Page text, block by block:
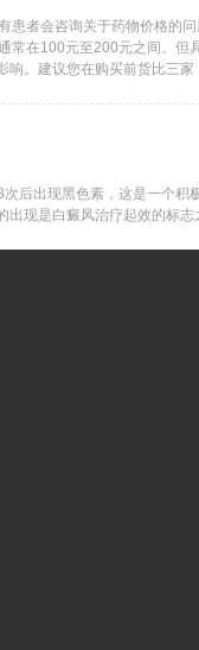
者会咨询关于药物价格的
常在100元至200元之间。
响。建议您在购买前货比三
后出现黑色素，这是一个积
现是白癜风治疗起效的标